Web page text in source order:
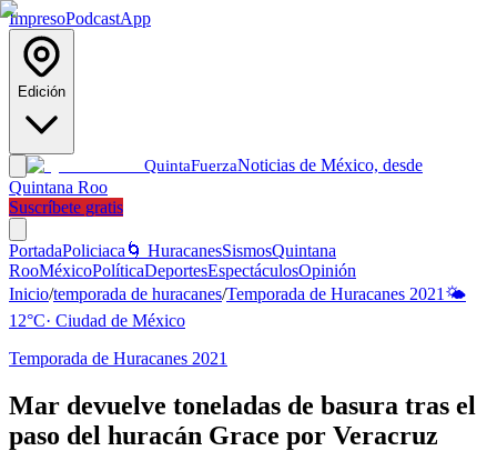
ImpresoPodcastApp
Edición
QuintaFuerzaNoticias de México, desde
Quintana Roo
Suscríbete gratis
PortadaPoliciaca 🌀 HuracanesSismosQuintana
RooMéxicoPolíticaDeportesEspectáculosOpinión
Inicio/temporada de huracanes/Temporada de Huracanes 2021 🌤️
12°C· Ciudad de México
Temporada de Huracanes 2021
Mar devuelve toneladas de basura tras el
paso del huracán Grace por Veracruz